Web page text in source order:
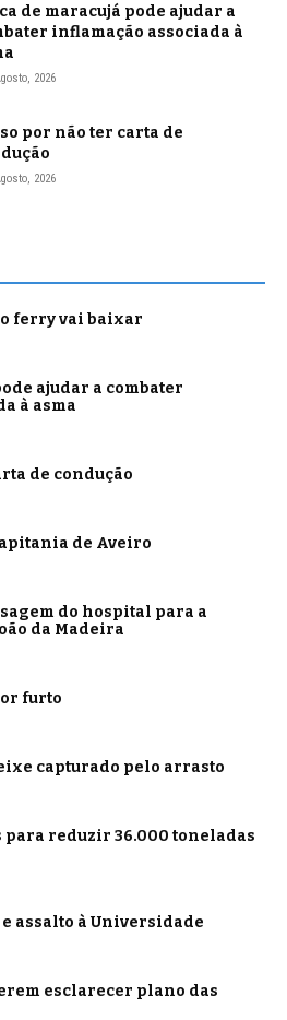
de maracujá pode ajudar a
inflamação associada à
2026
por não ter carta de
2026
ferry vai baixar
ajudar a combater
à asma
de condução
de Aveiro
do hospital para a
da Madeira
furto
capturado pelo arrasto
para reduzir 36.000 toneladas
assalto à Universidade
esclarecer plano das